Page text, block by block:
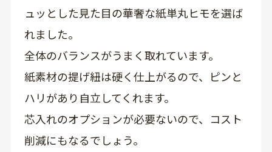
ュッとした見た目の華奢な紙単丸ヒモを選ば
れました。
全体のバランスがうまく取れています。
紙素材の提げ紐は硬く仕上がるので、ピンと
ハリがあり自立してくれます。
芯入れのオプションが必要ないので、コスト
削減にもなるでしょう。